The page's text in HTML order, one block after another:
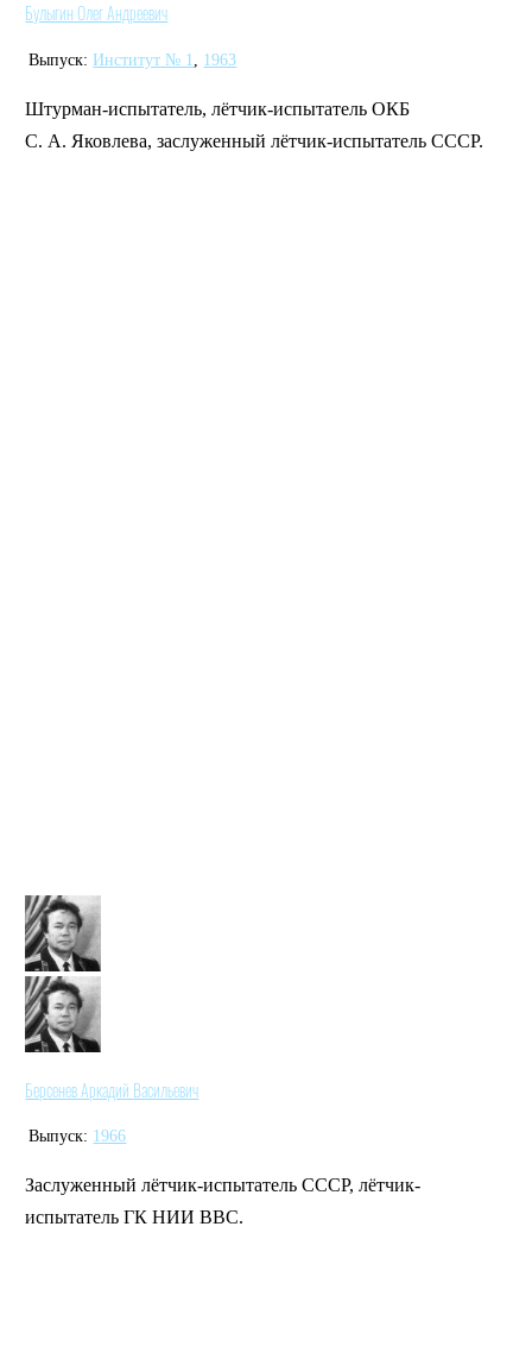
Булыгин Олег Андреевич
Выпуск: Институт № 1 1963
Штурман-испытатель, лётчик-испытатель ОКБ
С. А. Яковлева, заслуженный лётчик-испытатель СССР.
Берсенев Аркадий Васильевич
Выпуск: 1966
Заслуженный лётчик-испытатель СССР, лётчик-
испытатель ГК НИИ ВВС.